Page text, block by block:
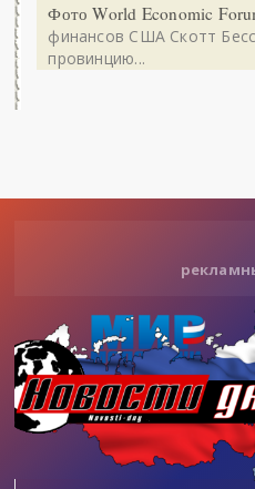
Фото World Economic
финансов США Скотт
провинцию...